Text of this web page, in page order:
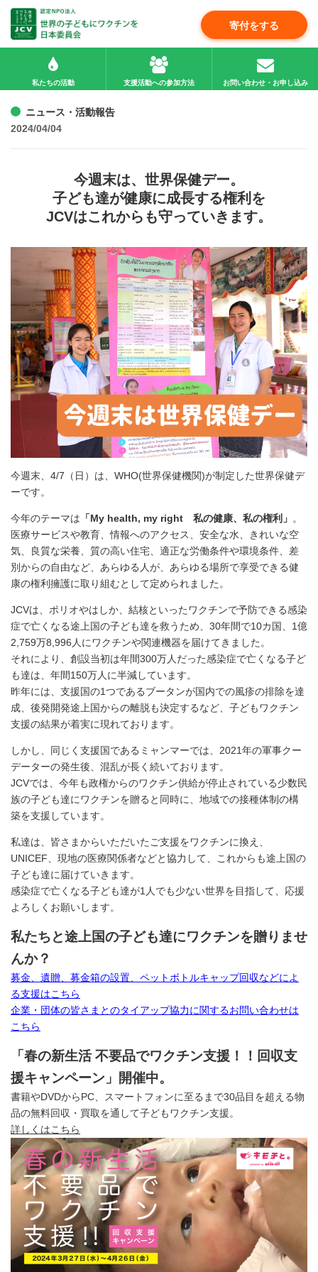
寄付をする
私たちの活動 支援活動への参加方法 お問い合わせ・お申し込み
ニュース・活動報告
2024/04/04
今週末は、世界保健デー。
子ども達が健康に成長する権利を
JCVはこれからも守っていきます。
今週末、4/7（日）は、WHO(世界保健機関)が制定した世界保健デ
ーです。
今年のテーマは 「My health, my right 私の健康、私の権利」 。
医療サービスや教育、情報へのアクセス、安全な水、きれいな空
気、良質な栄養、質の高い住宅、適正な労働条件や環境条件、差
別からの自由など、あらゆる人が、あらゆる場所で享受できる健
康の権利擁護に取り組むとして定められました。
JCVは、ポリオやはしか、結核といったワクチンで予防できる感染
症で亡くなる途上国の子ども達を救うため、30年間で10カ国、1億
2,759万8,996人にワクチンや関連機器を届けてきました。
それにより、創設当初は年間300万人だった感染症で亡くなる子ど
も達は、年間150万人に半減しています。
昨年には、支援国の1つであるブータンが国内での風疹の排除を達
成、後発開発途上国からの離脱も決定するなど、子どもワクチン
支援の結果が着実に現れております。
しかし、同じく支援国であるミャンマーでは、2021年の軍事クー
データーの発生後、混乱が長く続いております。
JCVでは、今年も政権からのワクチン供給が停止されている少数民
族の子ども達にワクチンを贈ると同時に、地域での接種体制の構
築を支援しています。
私達は、皆さまからいただいたご支援をワクチンに換え、
UNICEF、現地の医療関係者などと協力して、これからも途上国の
子ども達に届けていきます。
感染症で亡くなる子ども達が1人でも少ない世界を目指して、応援
よろしくお願いします。
私たちと途上国の子ども達にワクチンを贈りませ
んか？
募金、遺贈、募金箱の設置、ペットボトルキャップ回収などによ
る支援はこちら
企業・団体の皆さまとのタイアップ協力に関するお問い合わせは
こちら
「春の新生活 不要品でワクチン支援！！回収支
援キャンペーン」開催中。
書籍やDVDからPC、スマートフォンに至るまで30品目を超える物
品の無料回収・買取を通して子どもワクチン支援。
詳しくはこちら